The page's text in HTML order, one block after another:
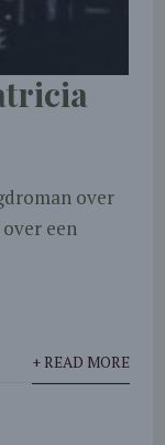
over
een
+ READ MORE